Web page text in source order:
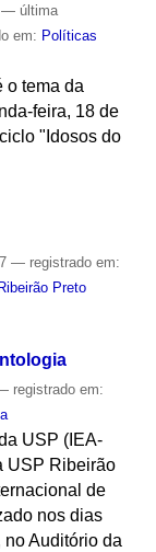
— última
em: Políticas
o tema da
feira, 18 de
"Idosos do
— registrado em:
Preto
registrado em:
USP (IEA-
USP Ribeirão
de
nos dias
no Auditório da